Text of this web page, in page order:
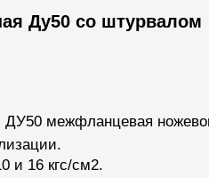
Ду50 со штурвалом
межфланцевая
и 16 кгс/см2.